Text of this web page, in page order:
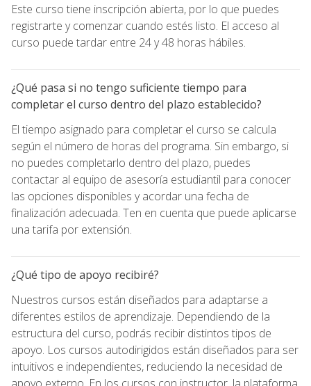
Este curso tiene inscripción abierta, por lo que puedes
registrarte y comenzar cuando estés listo. El acceso al
curso puede tardar entre 24 y 48 horas hábiles.
¿Qué pasa si no tengo suficiente tiempo para
completar el curso dentro del plazo establecido?
El tiempo asignado para completar el curso se calcula
según el número de horas del programa. Sin embargo, si
no puedes completarlo dentro del plazo, puedes
contactar al equipo de asesoría estudiantil para conocer
las opciones disponibles y acordar una fecha de
finalización adecuada. Ten en cuenta que puede aplicarse
una tarifa por extensión.
¿Qué tipo de apoyo recibiré?
Nuestros cursos están diseñados para adaptarse a
diferentes estilos de aprendizaje. Dependiendo de la
estructura del curso, podrás recibir distintos tipos de
apoyo. Los cursos autodirigidos están diseñados para ser
intuitivos e independientes, reduciendo la necesidad de